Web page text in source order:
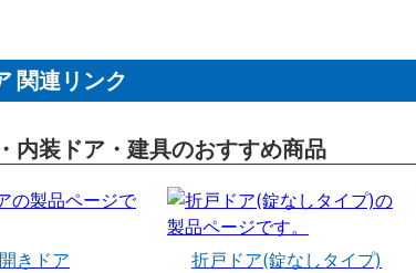
関連リンク
内装ドア・建具のおすすめ商品
きドア 折戸ドア(錠なしタイプ)